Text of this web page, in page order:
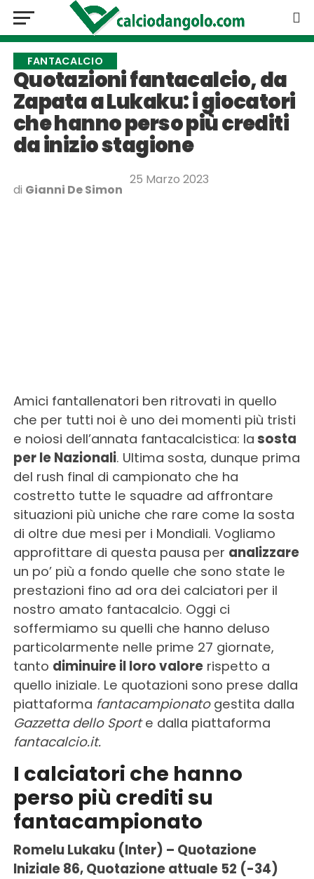
FANTACALCIO
Quotazioni fantacalcio, da
Zapata a Lukaku: i giocatori
che hanno perso più crediti
da inizio stagione
di Gianni De Simon
25 Marzo 2023
Amici fantallenatori ben ritrovati in quello
che per tutti noi è uno dei momenti più tristi
e noiosi dell’annata fantacalcistica: la sosta
per le Nazionali. Ultima sosta, dunque prima
del rush final di campionato che ha
costretto tutte le squadre ad affrontare
situazioni più uniche che rare come la sosta
di oltre due mesi per i Mondiali. Vogliamo
approfittare di questa pausa per analizzare
un po’ più a fondo quelle che sono state le
prestazioni fino ad ora dei calciatori per il
nostro amato fantacalcio. Oggi ci
soffermiamo su quelli che hanno deluso
particolarmente nelle prime 27 giornate,
tanto diminuire il loro valorerispetto a
quello iniziale. Le quotazioni sono prese dalla
piattaforma fantacampionato gestita dalla
Gazzetta dello Sporte dalla piattaforma
fantacalcio.it.
I calciatori che hanno
perso più crediti su
fantacampionato
Romelu Lukaku (Inter) – Quotazione
Iniziale 86, Quotazione attuale 52 (-34)